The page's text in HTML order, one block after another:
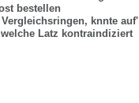
bestellen
knnte auf'
Latz kontraindiziert